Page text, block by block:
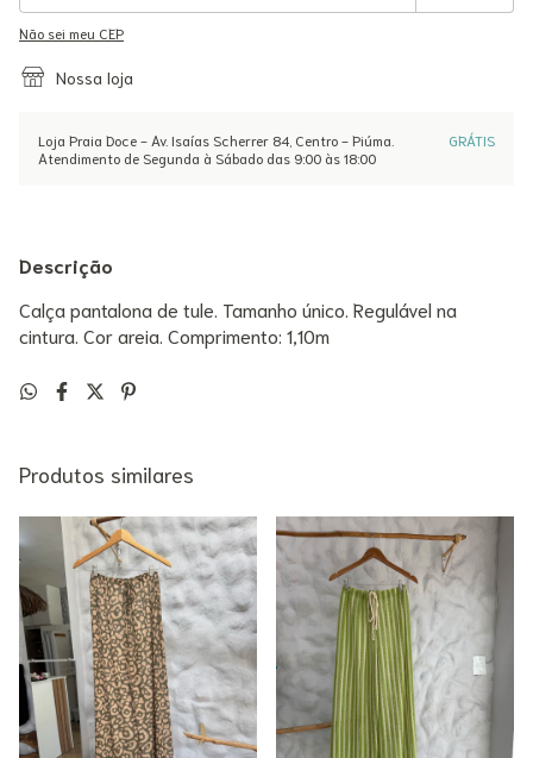
Não sei meu CEP
Nossa loja
Loja Praia Doce - Av. Isaías Scherrer 84, Centro - Piúma.
Atendimento de Segunda à Sábado das 9:00 às 18:00
GRÁTIS
Descrição
Calça pantalona de tule. Tamanho único. Regulável na
cintura. Cor areia. Comprimento: 1,10m
Produtos similares